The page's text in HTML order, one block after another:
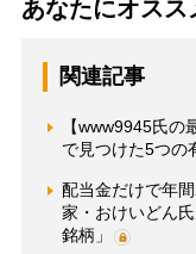
あなたにオスス
関連記事
【www9945氏
で見つけた5つの
配当金だけで年
家・おけいどん
銘柄」